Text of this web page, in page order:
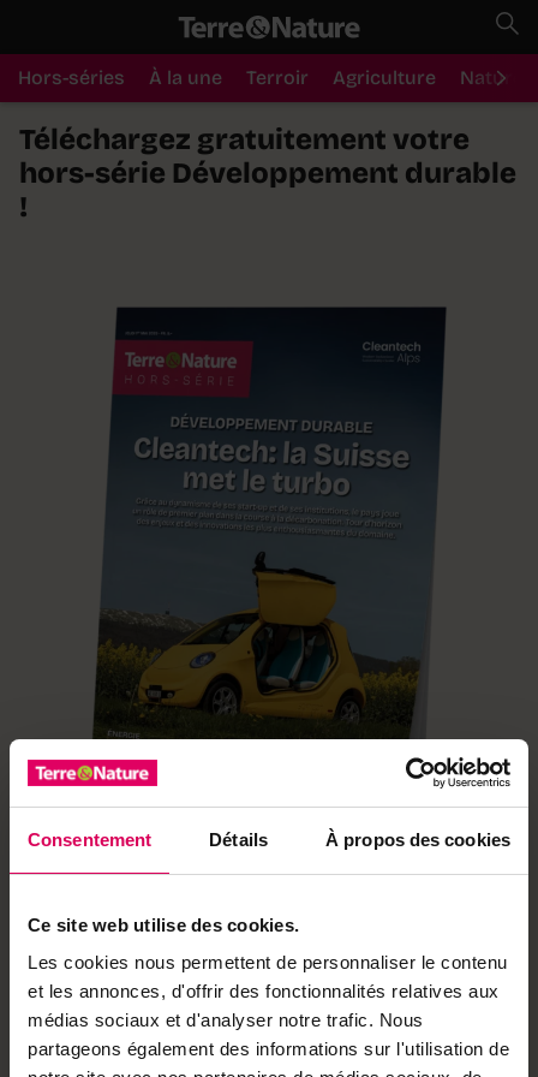
Consentement Détails À propos des cookies
Ce site web utilise des cookies.
Les cookies nous permettent de personnaliser le contenu
et les annonces, d'offrir des fonctionnalités relatives aux
médias sociaux et d'analyser notre trafic. Nous
partageons également des informations sur l'utilisation de
Hors-séries À la une Terroir Agriculture Nature
Téléchargez gratuitement votre
hors-série Développement durable
!
Découvrez notre hors-série Développement durable
2025, un incontournable pour tous ceux qui souhaitent
renouer avec la nature et adopter un mode de vie plus
respectueux de l’environnement.